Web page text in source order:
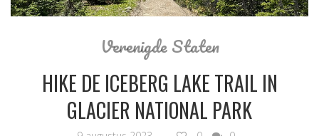
Verenigde Staten
HIKE DE ICEBERG LAKE TRAIL IN
GLACIER NATIONAL PARK